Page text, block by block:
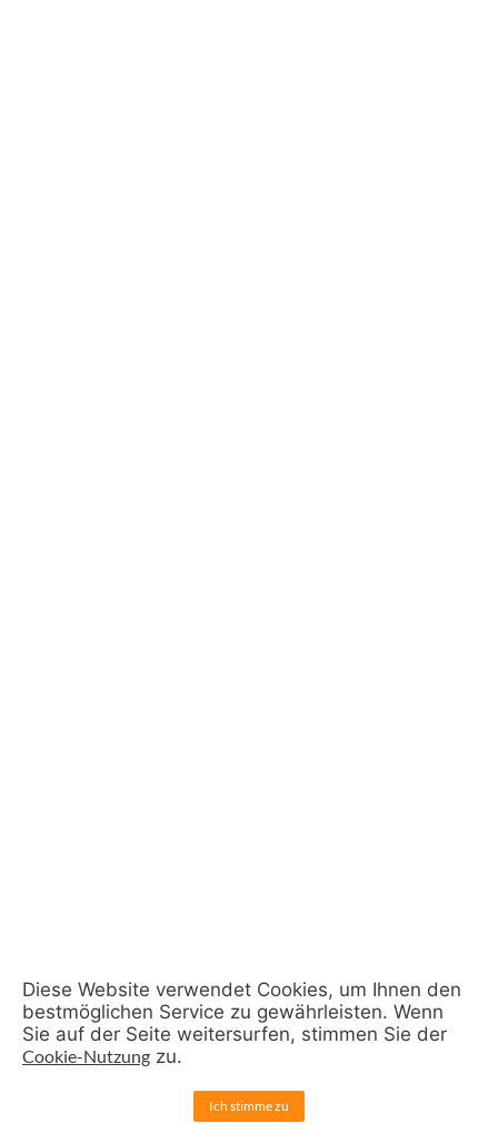
Diese Website verwendet Cookies, um Ihnen den
bestmöglichen Service zu gewährleisten. Wenn
Sie auf der Seite weitersurfen, stimmen Sie der
Cookie-Nutzung zu.
Ich stimme zu